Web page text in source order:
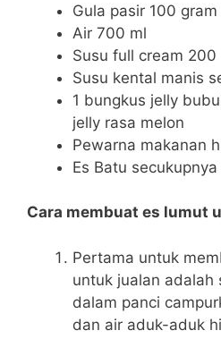
Gula pasir 100 gram
Air 700 ml
Susu full cream 200
Susu kental manis
1 bungkus jelly
jelly rasa melon
Pewarna makanan
Es Batu secukupnya
Cara membuat es lumut
Pertama untuk
untuk jualan adalah
dalam panci
dan air aduk-aduk